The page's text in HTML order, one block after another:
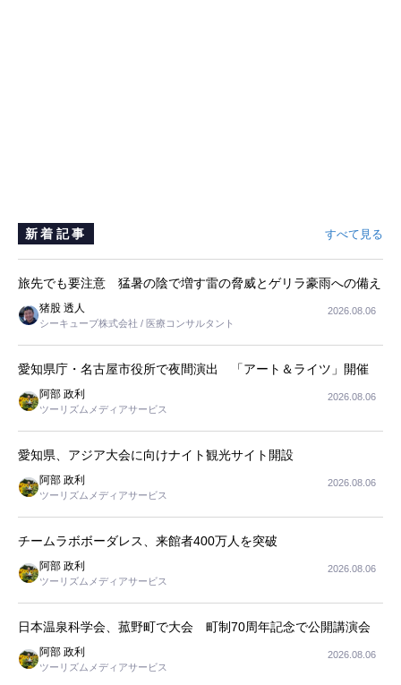
新着記事 すべて見る
旅先でも要注意 猛暑の陰で増す雷の脅威とゲリラ豪雨への備え
猪股 透人
シーキューブ株式会社 / 医療コンサルタント
2026.08.06
愛知県庁・名古屋市役所で夜間演出 「アート＆ライツ」開催
阿部 政利
ツーリズムメディアサービス
2026.08.06
愛知県、アジア大会に向けナイト観光サイト開設
阿部 政利
ツーリズムメディアサービス
2026.08.06
チームラボボーダレス、来館者400万人を突破
阿部 政利
ツーリズムメディアサービス
2026.08.06
日本温泉科学会、菰野町で大会 町制70周年記念で公開講演会
阿部 政利
ツーリズムメディアサービス
2026.08.06